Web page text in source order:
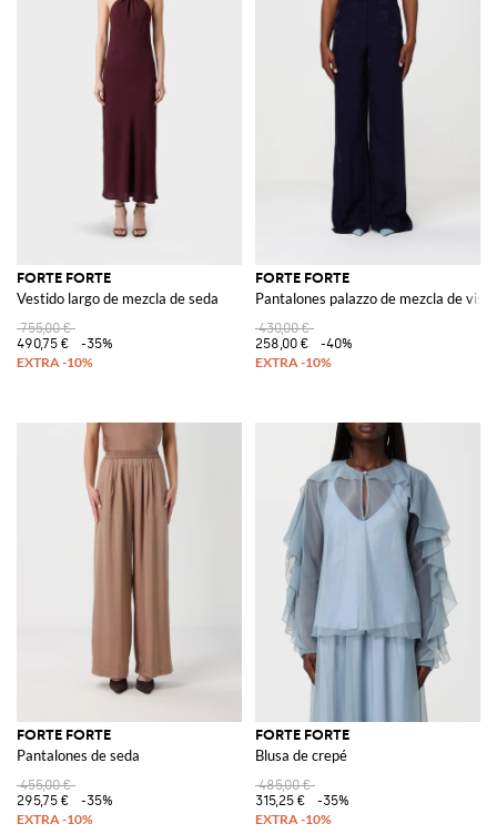
FORTE FORTE
Vestido largo de mezcla de seda
755,00 €
490,75 €
-35%
FORTE FORTE
Pantalones palazzo de mezcla de
430,00 €
258,00 €
-40%
FORTE FORTE
Pantalones de seda
455,00 €
295,75 €
-35%
FORTE FORTE
Blusa de crepé
485,00 €
315,25 €
-35%